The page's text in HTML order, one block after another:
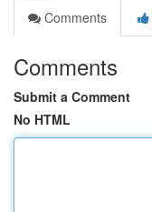
Comments
Comments
Submit a Comment
No HTML